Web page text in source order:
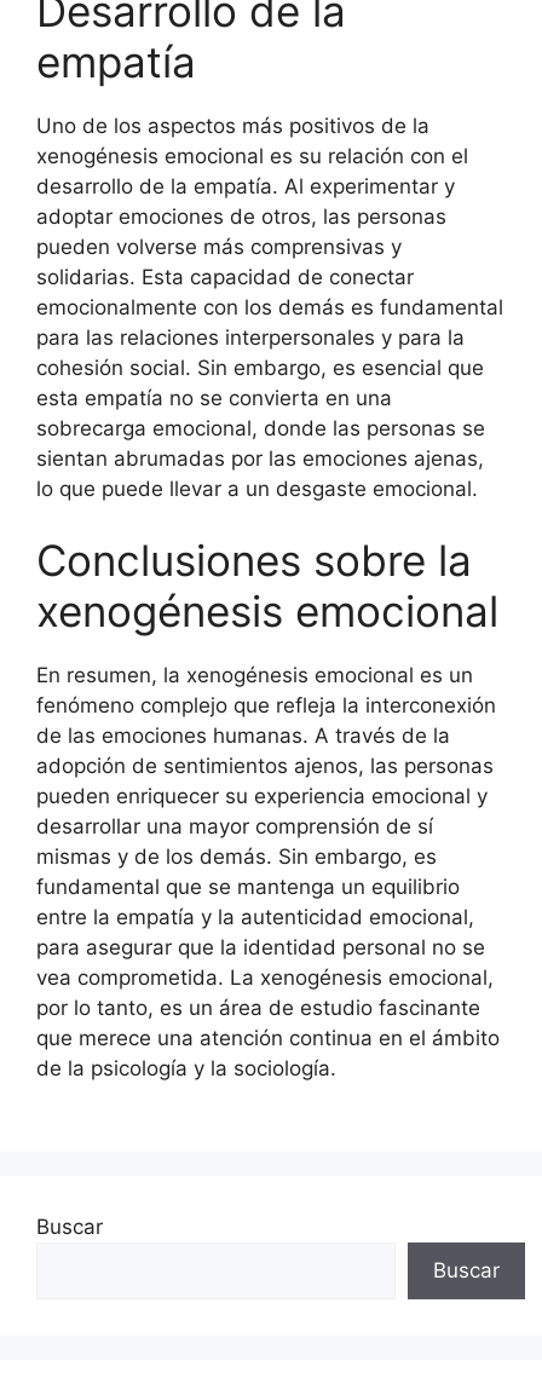
Desarrollo de la
empatía
Uno de los aspectos más positivos de la
xenogénesis emocional es su relación con el
desarrollo de la empatía. Al experimentar y
adoptar emociones de otros, las personas
pueden volverse más comprensivas y
solidarias. Esta capacidad de conectar
emocionalmente con los demás es fundamental
para las relaciones interpersonales y para la
cohesión social. Sin embargo, es esencial que
esta empatía no se convierta en una
sobrecarga emocional, donde las personas se
sientan abrumadas por las emociones ajenas,
lo que puede llevar a un desgaste emocional.
Conclusiones sobre la
xenogénesis emocional
En resumen, la xenogénesis emocional es un
fenómeno complejo que refleja la interconexión
de las emociones humanas. A través de la
adopción de sentimientos ajenos, las personas
pueden enriquecer su experiencia emocional y
desarrollar una mayor comprensión de sí
mismas y de los demás. Sin embargo, es
fundamental que se mantenga un equilibrio
entre la empatía y la autenticidad emocional,
para asegurar que la identidad personal no se
vea comprometida. La xenogénesis emocional,
por lo tanto, es un área de estudio fascinante
que merece una atención continua en el ámbito
de la psicología y la sociología.
Buscar
Buscar